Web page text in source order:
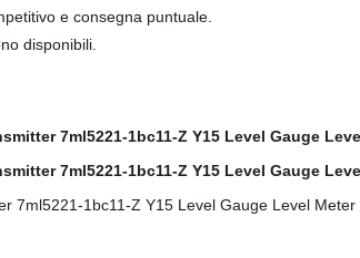
e consegna puntuale.
disponibili.